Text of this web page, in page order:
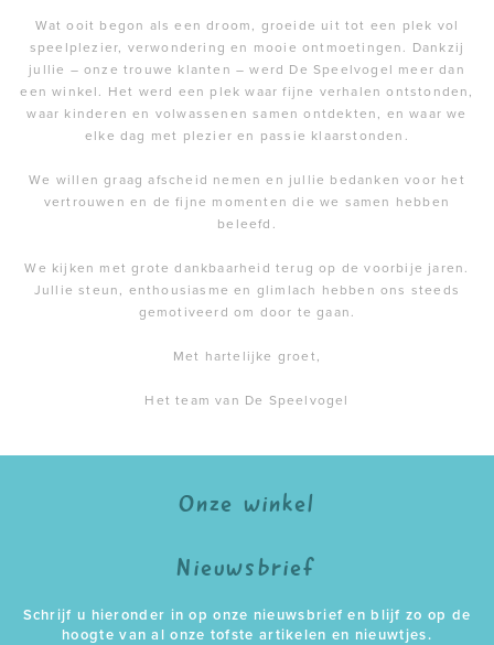
Wat ooit begon als een droom, groeide uit tot een plek vol
speelplezier, verwondering en mooie ontmoetingen. Dankzij
jullie – onze trouwe klanten – werd De Speelvogel meer dan
een winkel. Het werd een plek waar fijne verhalen ontstonden,
waar kinderen en volwassenen samen ontdekten, en waar we
elke dag met plezier en passie klaarstonden.
We willen graag afscheid nemen en jullie bedanken voor het
vertrouwen en de fijne momenten die we samen hebben
beleefd.
We kijken met grote dankbaarheid terug op de voorbije jaren.
Jullie steun, enthousiasme en glimlach hebben ons steeds
gemotiveerd om door te gaan.
Met hartelijke groet,
Het team van De Speelvogel
Onze winkel
Nieuwsbrief
Schrijf u hieronder in op onze nieuwsbrief en blijf zo op de
hoogte van al onze tofste artikelen en nieuwtjes.